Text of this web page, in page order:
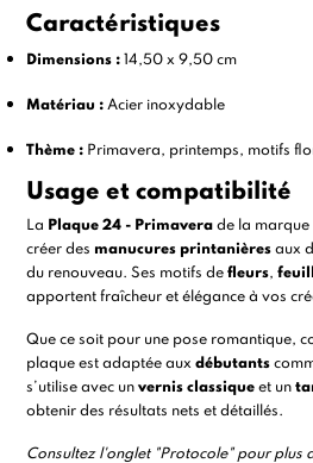
Caractéristiques
Dimensions : 14,50 x 9,50 cm
Matériau : Acier inoxydable
Thème : Primavera, printemps, motifs
Usage et compatibilité
La Plaque 24 - Primavera de la
créer des manucures printanières aux
du renouveau. Ses motifs defleurs,
apportent fraîcheur et élégance à vos
Que ce soit pour une pose romantique,
plaque est adaptée auxdébutants
s’utilise avec unvernis classique et un
obtenir des résultats nets et détaillés.
Consultez l'onglet "Protocole" pour plus